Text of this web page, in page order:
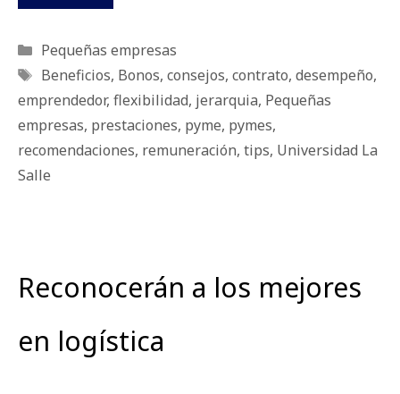
Categorías
Pequeñas empresas
Etiquetas
Beneficios, Bonos, consejos, contrato, desempeño,
emprendedor, fle­xi­bi­li­dad, jerarquia, Pequeñas
empresas, prestaciones, pyme, pymes,
recomendaciones, remuneración, tips, Universidad La
Salle
Reconocerán a los mejores
en logística